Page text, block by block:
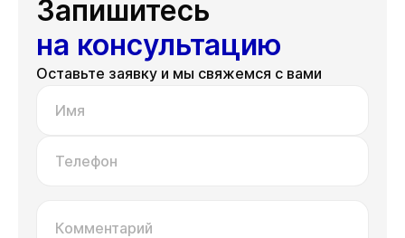
Запишитесь
на консультацию
Оставьте заявку и мы свяжемся с вами
Имя
Телефон
Комментарий